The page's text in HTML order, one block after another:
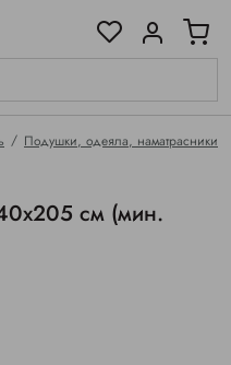
Подушки, одеяла, наматрасники
см (мин.